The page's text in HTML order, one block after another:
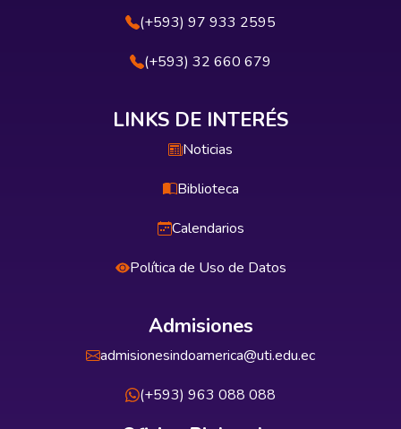
(+593) 97 933 2595
(+593) 32 660 679
LINKS DE INTERÉS
Noticias
Biblioteca
Calendarios
Política de Uso de Datos
Admisiones
admisionesindoamerica@uti.edu.ec
(+593) 963 088 088